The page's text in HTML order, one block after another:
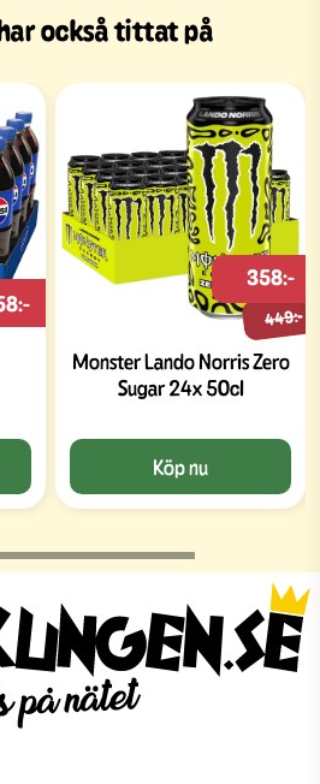
också tittat på
Monster Lando Norris Zero
Sugar 24x 50cl
449:-
358:-
Köp nu